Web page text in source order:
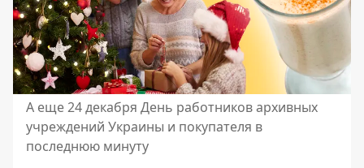
А еще 24 декабря День работников архивных
учреждений Украины и покупателя в
последнюю минуту